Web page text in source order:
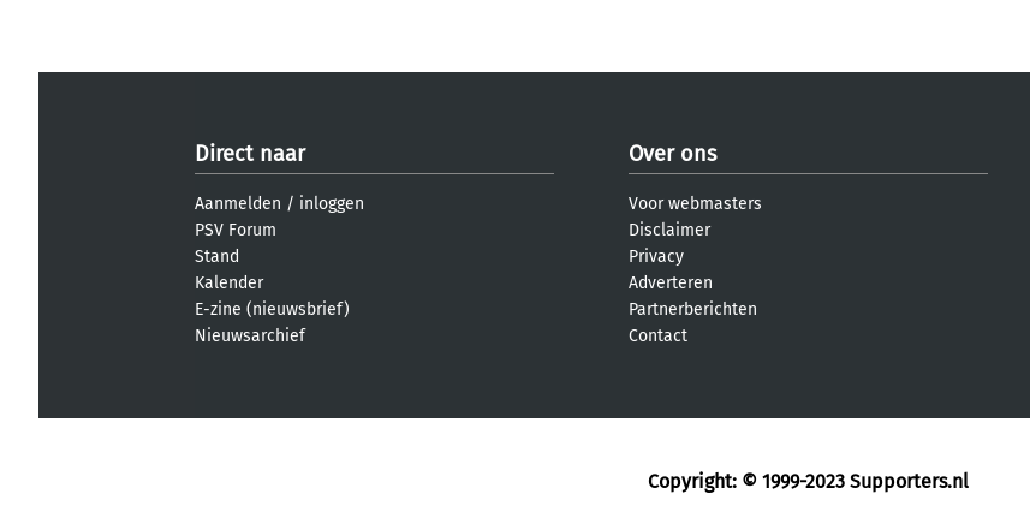
Direct naar
Aanmelden / inloggen
PSV Forum
Stand
Kalender
E-zine (nieuwsbrief)
Nieuwsarchief
Over ons
Voor webmasters
Disclaimer
Privacy
Adverteren
Partnerberichten
Contact
Copyright: © 1999-2023 Supporters.nl